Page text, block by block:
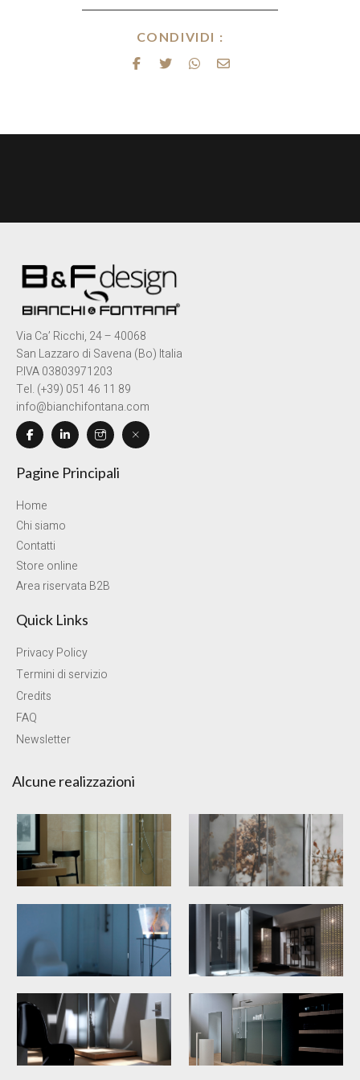
CONDIVIDI :
Via Ca’ Ricchi, 24 – 40068
San Lazzaro di Savena (Bo) Italia
P.IVA 03803971203
Tel. (+39) 051 46 11 89
info@bianchifontana.com
Pagine Principali
Home
Chi siamo
Contatti
Store online
Area riservata B2B
Quick Links
Privacy Policy
Termini di servizio
Credits
FAQ
Newsletter
Alcune realizzazioni